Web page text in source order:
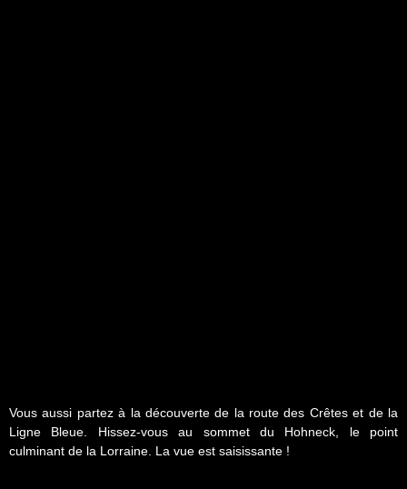
Vous aussi partez à la découverte de la route des Crêtes et de la
Ligne Bleue. Hissez-vous au sommet du Hohneck, le point
culminant de la Lorraine. La vue est saisissante !